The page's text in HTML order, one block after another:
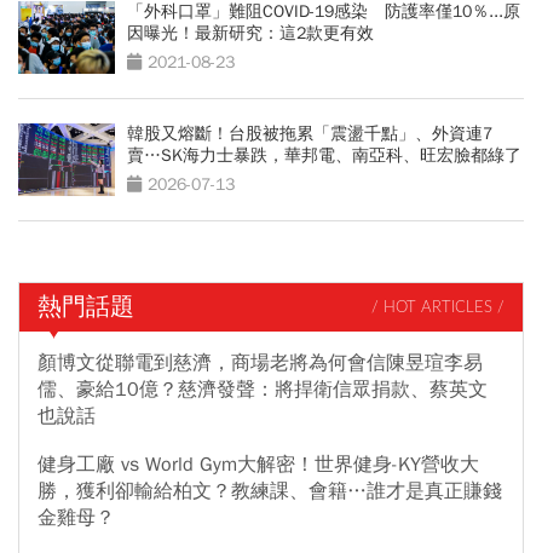
「外科口罩」難阻COVID-19感染 防護率僅10％...原
因曝光！最新研究：這2款更有效
2021-08-23
韓股又熔斷！台股被拖累「震盪千點」、外資連7
賣…SK海力士暴跌，華邦電、南亞科、旺宏臉都綠了
2026-07-13
熱門話題 / HOT ARTICLES /
顏博文從聯電到慈濟，商場老將為何會信陳昱瑄李易
儒、豪給10億？慈濟發聲：將捍衛信眾捐款、蔡英文
也說話
健身工廠 vs World Gym大解密！世界健身-KY營收大
勝，獲利卻輸給柏文？教練課、會籍…誰才是真正賺錢
金雞母？